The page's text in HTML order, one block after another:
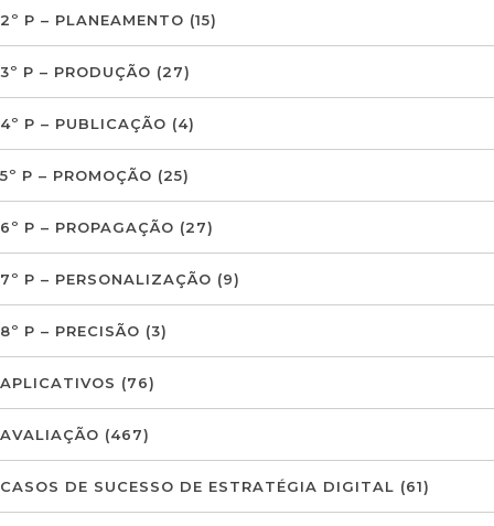
2º P – PLANEAMENTO (15)
3º P – PRODUÇÃO (27)
4º P – PUBLICAÇÃO (4)
5º P – PROMOÇÃO (25)
6º P – PROPAGAÇÃO (27)
7º P – PERSONALIZAÇÃO (9)
8º P – PRECISÃO (3)
APLICATIVOS (76)
AVALIAÇÃO (467)
CASOS DE SUCESSO DE ESTRATÉGIA DIGITAL (61)